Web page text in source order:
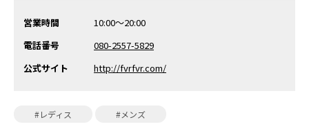
営業時間
10:00～20:00
電話番号
080-2557-5829
公式サイト
http://fvrfvr.com/
#レディス #メンズ